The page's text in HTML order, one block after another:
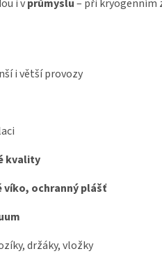
y
i vprůmyslu– při kryogenním
i větší provozy
kvality
ochranný plášť
držáky, vložky